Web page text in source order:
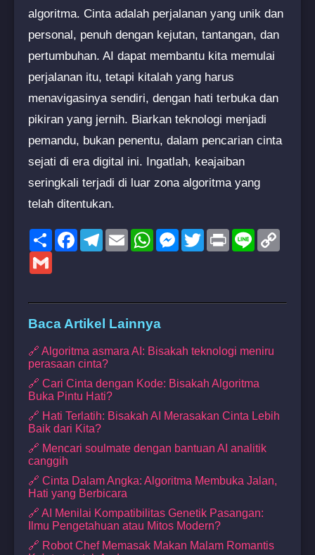
algoritma. Cinta adalah perjalanan yang unik dan
personal, penuh dengan kejutan, tantangan, dan
pertumbuhan. AI dapat membantu kita memulai
perjalanan itu, tetapi kitalah yang harus
menavigasinya sendiri, dengan hati terbuka dan
pikiran yang jernih. Biarkan teknologi menjadi
pemandu, bukan penentu, dalam pencarian cinta
sejati di era digital ini. Ingatlah, keajaiban
seringkali terjadi di luar zona algoritma yang
telah ditentukan.
ShareFacebookTelegram
EmailWhatsAppMessenger
TwitterPrint Line
Baca Artikel Lainnya
🔗 Algoritma asmara AI: Bisakah teknologi meniru
perasaan cinta?
🔗 Cari Cinta dengan Kode: Bisakah Algoritma
Buka Pintu Hati?
🔗 Hati Terlatih: Bisakah AI Merasakan Cinta Lebih
Baik dari Kita?
🔗 Mencari soulmate dengan bantuan AI analitik
canggih
🔗 Cinta Dalam Angka: Algoritma Membuka Jalan,
Hati yang Berbicara
🔗 AI Menilai Kompatibilitas Genetik Pasangan:
Ilmu Pengetahuan atau Mitos Modern?
🔗 Robot Chef Memasak Makan Malam Romantis